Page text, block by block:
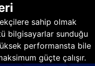
sahip olmak
bilgisayarlar sunduğu
performansta bile
güçte çalışır.